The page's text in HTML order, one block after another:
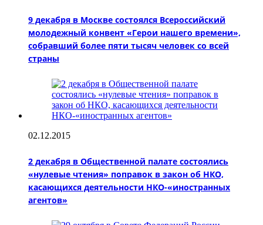
9 декабря в Москве состоялся Всероссийский
молодежный конвент «Герои нашего времени»,
собравший более пяти тысяч человек со всей
страны
02.12.2015
2 декабря в Общественной палате состоялись
«нулевые чтения» поправок в закон об НКО,
касающихся деятельности НКО-«иностранных
агентов»